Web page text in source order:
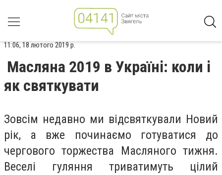
11:06, 18 лютого 2019 р.
Масляна 2019 в Україні: коли і
як святкувати
Зовсім недавно ми відсвяткували Новий
рік, а вже починаємо готуватися до
чергового торжества Масляного тижня.
Веселі гуляння триватимуть цілий